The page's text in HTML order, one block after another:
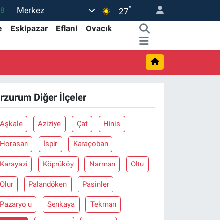
Merkez 27°
Eskipazar Eflani
Ovacık
Diğer İlçeler
Aşkale Aziziye Çat Hinis
Horasan İspir Karaçoban
Karayazi Köprüköy Narman Oltu
Olur Palandöken Pasinler
Pazaryolu Şenkaya Tekman